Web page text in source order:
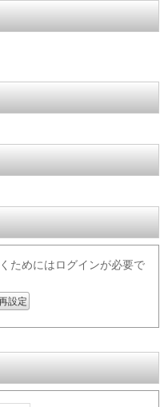
ためにはログインが必要で
設定